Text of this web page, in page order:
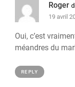
Roger
19 avril
Oui, c’est
méandres du
REPLY